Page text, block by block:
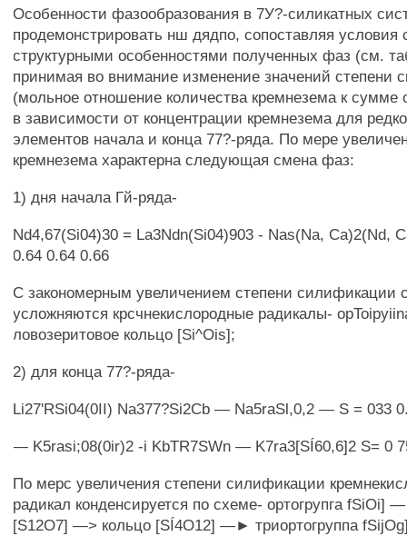
Особенности фазообразования в 7У?-силикатных
продемонстрировать нш дядпо, сопоставляя условия
структурными особенностями полученных фаз (см.
принимая во внимание изменение значений степени
(мольное отношение количества кремнезема к сумме
в зависимости от концентрации кремнезема для
элементов начала и конца 77?-ряда. По мере
кремнезема характерна следующая смена фаз:
1) дня начала Гй-ряда-
Nd4,67(Si04)30 = La3Ndn(Si04)903 - Nas(Na, Ca)2(Nd,
0.64 0.64 0.66
С закономерным увеличением степени силификации
усложняются крсчнекислородные радикалы-
ловозеритовое кольцо [Si^Ois];
2) для конца 77?-ряда-
Li27'RSi04(0II) Na377?Si2Cb — Na5raSl,0,2 — S = 033
— K5rasi;08(0ir)2 -i KbTR7SWn — K7ra3[SÍ60,6]2 S= 0
По мерс увеличения степени силификации
радикал конденсируется по схеме- ортогрупга fSiOi]
[S12O7] —> кольцо [SÍ4O12] —► триортогруппа